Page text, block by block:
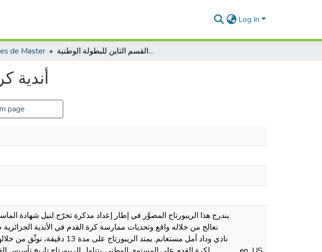
Log In
de Master أندية كرة القدم يف القسم الثاين للبطولة الوطنية
أندية
page
يندرج هذا الريبورتاج المصوَّر في إطار إعداد مذكرة تخرّج لنيل شهادة
نعالج من خلاله واقع وتحديات ممارسة كرة القدم في الأندية
نادي وداد أمل مستغانم. يمتد